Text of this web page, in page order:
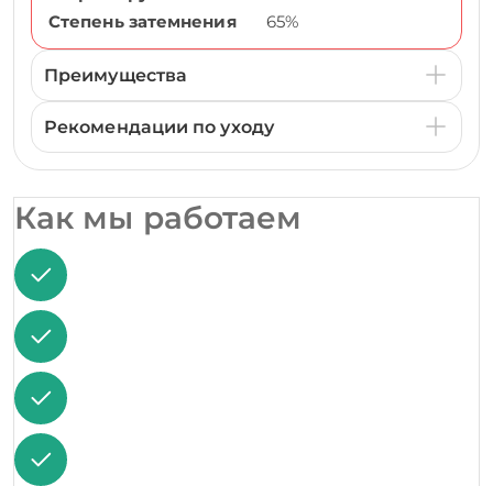
Степень затемнения
65%
Преимущества
Рекомендации по уходу
Как мы работаем